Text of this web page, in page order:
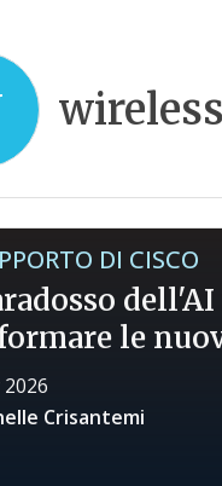
wireless
DI CISCO
le
Crisantemi